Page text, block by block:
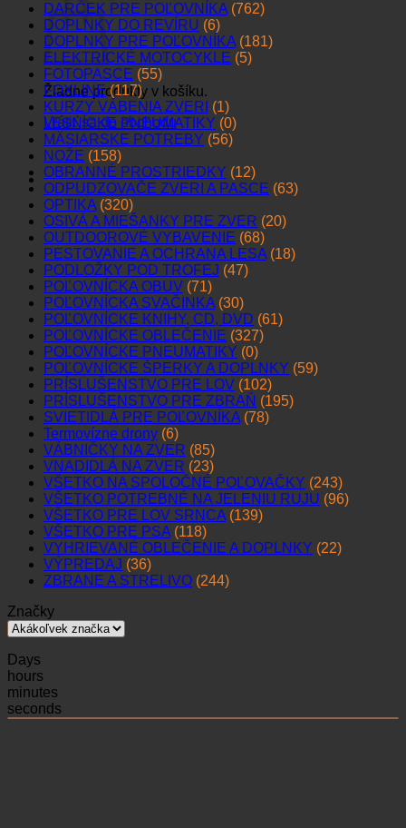
Žiadne produkty v košíku.
Vrátiť sa do obchodu
DARČEK PRE POĽOVNÍKA (762)
DOPLNKY DO REVÍRU (6)
DOPLNKY PRE POĽOVNÍKA (181)
ELEKTRICKÉ MOTOCYKLE (5)
FOTOPASCE (55)
FOXLINE (117)
KURZY VÁBENIA ZVERI (1)
LESNÍCKE PNEUMATIKY (0)
MÄSIARSKE POTREBY (56)
NOŽE (158)
OBRANNÉ PROSTRIEDKY (12)
ODPUDZOVAČE ZVERI A PASCE (63)
OPTIKA (320)
OSIVÁ A MIEŠANKY PRE ZVER (20)
OUTDOOROVÉ VYBAVENIE (68)
PESTOVANIE A OCHRANA LESA (18)
PODLOŽKY POD TROFEJ (47)
POĽOVNÍCKA OBUV (71)
POĽOVNÍCKA SVAČINKA (30)
POĽOVNÍCKE KNIHY, CD, DVD (61)
POĽOVNÍCKE OBLEČENIE (327)
POĽOVNÍCKE PNEUMATIKY (0)
POĽOVNÍCKE ŠPERKY A DOPLNKY (59)
PRÍSLUŠENSTVO PRE LOV (102)
PRÍSLUŠENSTVO PRE ZBRAŇ (195)
SVIETIDLÁ PRE POĽOVNÍKA (78)
Termovízne drony (6)
VÁBNIČKY NA ZVER (85)
VNADIDLÁ NA ZVER (23)
VŠETKO NA SPOLOČNÉ POĽOVAČKY (243)
VŠETKO POTREBNÉ NA JELENIU RUJU (96)
VŠETKO PRE LOV SRNCA (139)
VŠETKO PRE PSA (118)
VYHRIEVANÉ OBLEČENIE A DOPLNKY (22)
VÝPREDAJ (36)
ZBRANE A STRELIVO (244)
Značky
Days
hours
minutes
seconds